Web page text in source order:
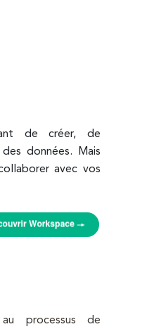
de créer, de
données. Mais
avec vos
processus de